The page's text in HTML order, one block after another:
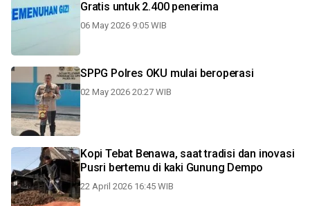
Gratis untuk 2.400 penerima
06 May 2026 9:05 WIB
SPPG Polres OKU mulai beroperasi
02 May 2026 20:27 WIB
Kopi Tebat Benawa, saat tradisi dan inovasi
Pusri bertemu di kaki Gunung Dempo
22 April 2026 16:45 WIB